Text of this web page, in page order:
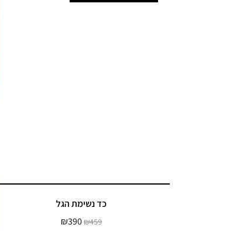
כד נשימת הגל
₪459
₪390